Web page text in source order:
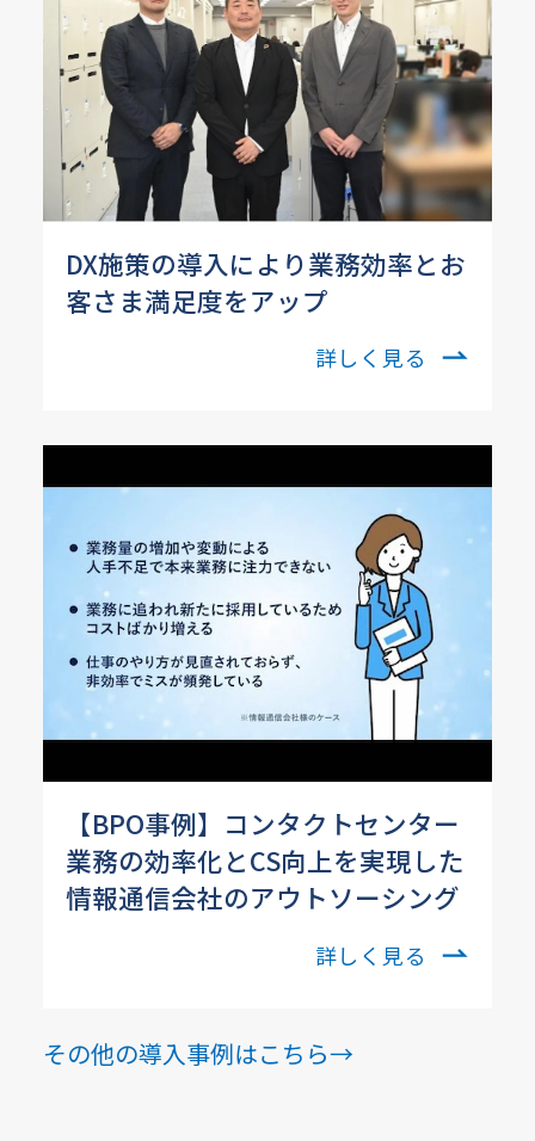
DX施策の導入により業務効率とお
客さま満足度をアップ
詳しく見る
【BPO事例】コンタクトセンター
業務の効率化とCS向上を実現した
情報通信会社のアウトソーシング
詳しく見る
その他の導入事例はこちら→